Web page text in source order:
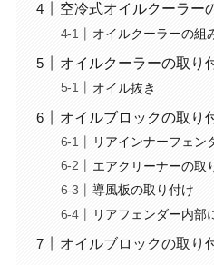
空冷式オイルクーラー
オイルクーラーの組
オイルクーラーの取り
オイル抜き
オイルブロックの取り
リアインナーフェン
エアクリーナーの取
導風板の取り付け
リアフェンダー内部
オイルブロックの取り